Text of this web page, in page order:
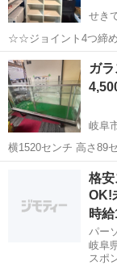
せき
☆☆ジョイント4つ締
した状態で受け渡し
で下さいませ！！ ⚠️画像3枚目のジョイント金具のネジ山が少しえぐ
れています。→大きめ
岐阜 岐阜市
ガ
岐阜
横1520センチ 高さ89
格
OK!
時
パー
岐阜
スポ